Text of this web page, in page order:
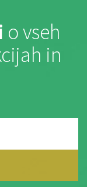
o vseh
in